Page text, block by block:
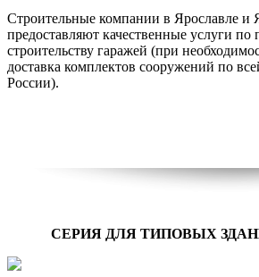
Строительные компании в Ярославле и
предоставляют качественные услуги
строительству гаражей (при
доставка комплектов сооружений по
России).
СЕРИЯ ДЛЯ ТИПОВЫХ